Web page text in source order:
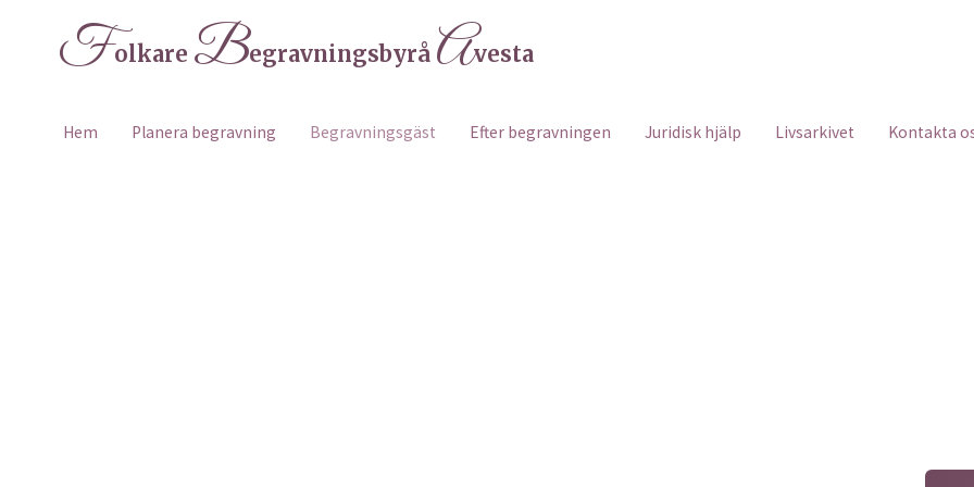
Folkare Begravningsbyrå Avesta
Hem Planera begravning Begravningsgäst Efter begravningen Juridisk hjälp Livsarkivet Kontakta